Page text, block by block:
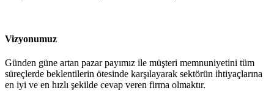
Vizyonumuz
Günden güne artan pazar payımız ile müşteri memnuniyetini tüm
süreçlerde beklentilerin ötesinde karşılayarak sektörün ihtiyaçlarına
en iyi ve en hızlı şekilde cevap veren firma olmaktır.